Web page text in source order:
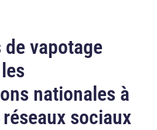
de vapotage
nationales à
sociaux